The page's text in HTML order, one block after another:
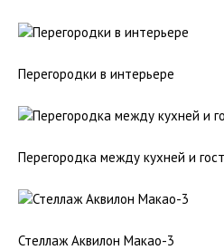
Перегородки в интерьере
Перегородка между кухней и
Стеллаж Аквилон Макао-3